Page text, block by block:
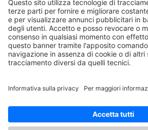
you get the best experience
Got it!
CONTATTI
Edi.Ermes srl
Viale E. Forlanini, 21 -
(+39)027021121
E-mail:eeinfo@eenet.it
ORARI
Lunedì — Giovedì: - 08:30 - 13:00
Venerdì: - 08:30 - 13:00 –